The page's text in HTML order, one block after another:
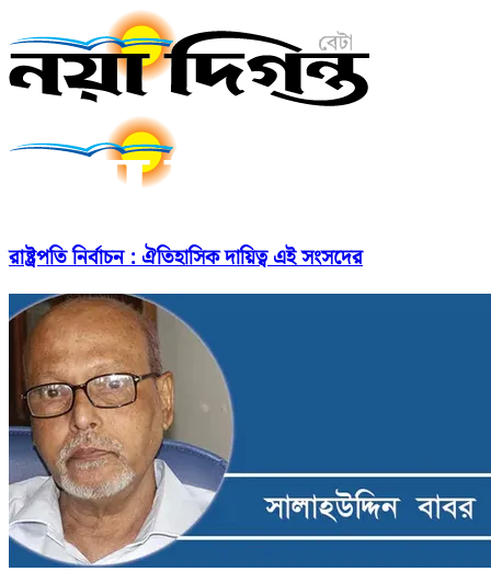
রাষ্ট্রপতি নির্বাচন : ঐতিহাসিক দায়িত্ব এই সংসদের